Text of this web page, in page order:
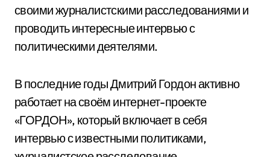
своими журналистскими расследованиями и
проводить интересные интервью с
политическими деятелями.
В последние годы Дмитрий Гордон активно
работает на своём интернет-проекте
«ГОРДОН», который включает в себя
интервью с известными политиками,